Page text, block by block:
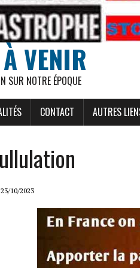
VENIR
SUR NOTRE ÉPOQUE
CONTACT AUTRES
23/10/2023